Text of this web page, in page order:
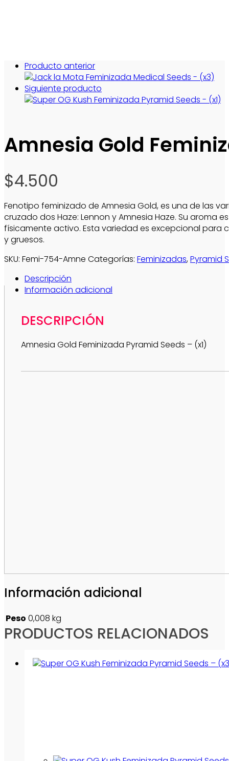
Producto anterior
Siguiente producto
Amnesia Gold
$4.500
Fenotipo feminizado de Amnesia Gold, es una de las
cruzado dos Haze: Lennon y Amnesia Haze. Su
físicamente activo. Esta variedad es excepcional para
y gruesos.
SKU: Femi-754-Amne Categorías: Feminizadas,Pyramid
Descripción
Información adicional
DESCRIPCIÓN
Amnesia Gold Feminizada Pyramid Seeds – (x1)
Información adicional
Peso 0,008 kg
PRODUCTOS RELACIONADOS